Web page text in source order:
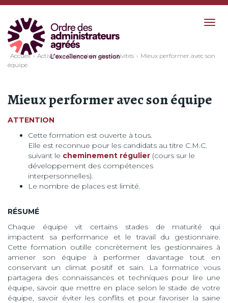
Accueil Activités Calendrier des activités
Mieux performer avec son
équipe
Mieux performer avec son équipe
ATTENTION
Cette formation est ouverte à tous.
Elle est reconnue pour les candidats au titre C.M.C.
suivant le cheminement régulier (cours sur le
développement des compétences
interpersonnelles).
Le nombre de places est limité.
RÉSUMÉ
Chaque équipe vit certains stades de maturité qui
impactent sa performance et le travail du gestionnaire.
Cette formation outille concrètement les gestionnaires à
amener son équipe à performer davantage tout en
conservant un climat positif et sain. La formatrice vous
partagera des connaissances et techniques pour lire une
équipe, savoir que mettre en place selon le stade de votre
équipe, savoir éviter les conflits et pour favoriser la saine